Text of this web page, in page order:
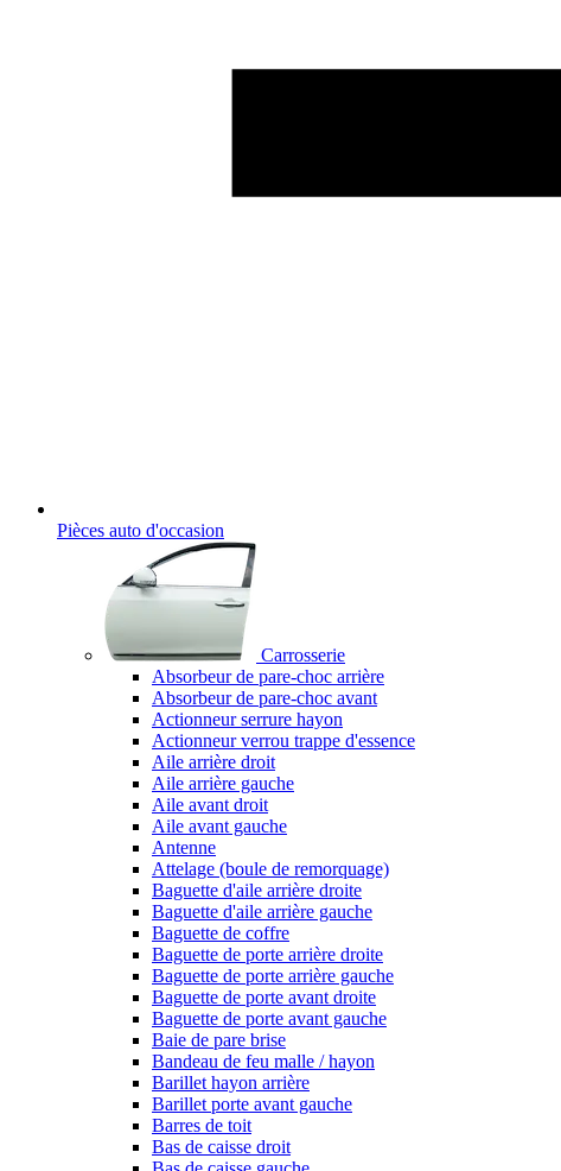
Pièces auto d'occasion
Carrosserie
Absorbeur de pare-choc arrière
Absorbeur de pare-choc avant
Actionneur serrure hayon
Actionneur verrou trappe d'essence
Aile arrière droit
Aile arrière gauche
Aile avant droit
Aile avant gauche
Antenne
Attelage (boule de remorquage)
Baguette d'aile arrière droite
Baguette d'aile arrière gauche
Baguette de coffre
Baguette de porte arrière droite
Baguette de porte arrière gauche
Baguette de porte avant droite
Baguette de porte avant gauche
Baie de pare brise
Bandeau de feu malle / hayon
Barillet hayon arrière
Barillet porte avant gauche
Barres de toit
Bas de caisse droit